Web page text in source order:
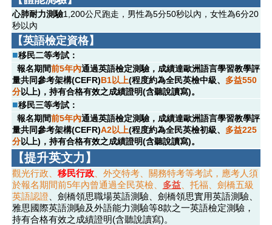
心肺耐力測驗1,200公尺跑走，男性為5分50秒以內，女性為6分20
秒以內
【英語檢定資格】
■移民二等考試：
報名期間前5年內通過英語檢定測驗，成績達歐洲語言學習教學評
量共同參考架構(CEFR)B1以上(程度約為全民英檢中級、 多益550
分以上)，持有合格有效之成績證明(含聽說讀寫)。
■移民三等考試：
報名期間前5年內通過英語檢定測驗，成績達歐洲語言學習教學評
量共同參考架構(CEFR)A2以上(程度約為全民英檢初級、 多益225
分以上)，持有合格有效之成績證明(含聽說讀寫)。
【提升英文力】
觀光行政、 移民行政、外交特考、關務特考等考試，應考人須
於報名期間前5年內曾通過全民英檢、 多益、托福、劍橋五級
英語認證、劍橋領思職場英語測驗、劍橋領思實用英語測驗、
雅思國際英語測驗及外語能力測驗等8款之一英語檢定測驗，
持有合格有效之成績證明(含聽說讀寫)。